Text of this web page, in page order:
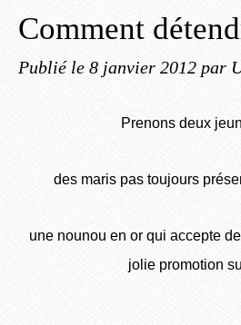
Comment
Publié le 8 janvier 2012 par
Prenons deux
des maris pas toujours
une nounou en or qui accepte
jolie promotion